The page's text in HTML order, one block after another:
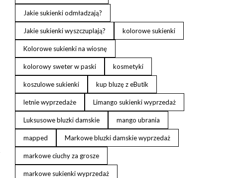
Jakie sukienki odmładzają?
Jakie sukienki wyszczuplają? kolorowe sukienki
Kolorowe sukienki na wiosnę
kolorowy sweter w paski kosmetyki
koszulowe sukienki kup bluzę z eButik
letnie wyprzedaże Limango sukienki wyprzedaż
Luksusowe bluzki damskie mango ubrania
mapped Markowe bluzki damskie wyprzedaż
markowe ciuchy za grosze
markowe sukienki wyprzedaż